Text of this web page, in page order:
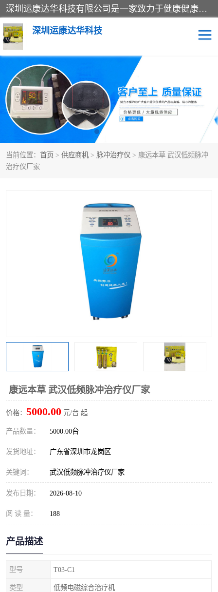
深圳运康达华科技有限公司是一家致力于健康健康产业的现代化企业，已经走过了15个春秋，开创了中医外用发展的新未来，是专业从事中医医疗仪器的研发、生产、销售、服务为一体的子公司，在医疗器械的设计、开发和生产方面率先引进国际先进技术和好的科技人员，先后开发出了场效应治疗仪、多功能治疗仪、颈椎治疗仪、腰椎治疗仪、增效垫等多个系列。
深圳运康达华科技
当前位置： 首页 > 供应商机 > 脉冲治疗仪 > 康远本草 武汉低频脉冲
治疗仪厂家
康远本草 武汉低频脉冲治疗仪厂家
价格： 5000.00 元/台 起
产品数量： 5000.00台
发货地址： 广东省深圳市龙岗区
关键词： 武汉低频脉冲治疗仪厂家
发布日期： 2026-08-10
阅 读 量： 188
产品描述
型号 T03-C1
类型 低频电磁综合治疗机
多功能治疗仪 中药提速
中低频治疗仪 脉冲治疗仪
**腺治疗仪